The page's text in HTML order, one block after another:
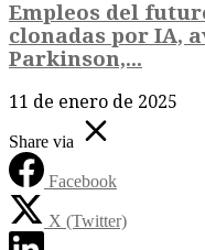
Empleos del
clonadas por IA,
Parkinson,...
11 de enero de 2025
Share via
Facebook
X (Twitter)